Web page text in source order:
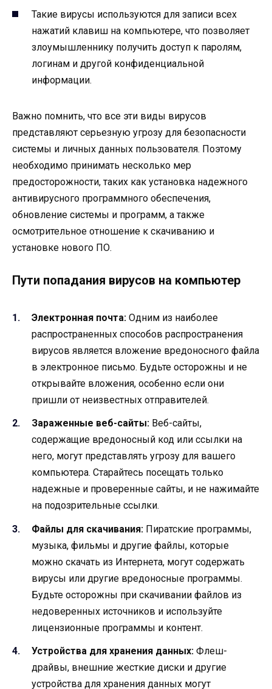
Такие вирусы используются для записи всех
нажатий клавиш на компьютере, что позволяет
злоумышленнику получить доступ к паролям,
логинам и другой конфиденциальной
информации.
Важно помнить, что все эти виды вирусов
представляют серьезную угрозу для безопасности
системы и личных данных пользователя. Поэтому
необходимо принимать несколько мер
предосторожности, таких как установка надежного
антивирусного программного обеспечения,
обновление системы и программ, а также
осмотрительное отношение к скачиванию и
установке нового ПО.
Пути попадания вирусов на компьютер
Электронная почта: Одним из наиболее
распространенных способов распространения
вирусов является вложение вредоносного файла
в электронное письмо. Будьте осторожны и не
открывайте вложения, особенно если они
пришли от неизвестных отправителей.
Зараженные веб-сайты: Веб-сайты,
содержащие вредоносный код или ссылки на
него, могут представлять угрозу для вашего
компьютера. Старайтесь посещать только
надежные и проверенные сайты, и не нажимайте
на подозрительные ссылки.
Файлы для скачивания: Пиратские программы,
музыка, фильмы и другие файлы, которые
можно скачать из Интернета, могут содержать
вирусы или другие вредоносные программы.
Будьте осторожны при скачивании файлов из
недоверенных источников и используйте
лицензионные программы и контент.
Устройства для хранения данных: Флеш-
драйвы, внешние жесткие диски и другие
устройства для хранения данных могут